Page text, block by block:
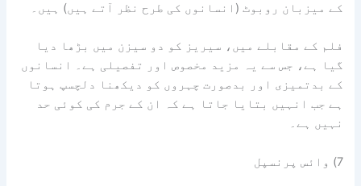
کے میزبان روبوٹ (انسانوں کی طرح نظر آتے ہیں) ہیں۔
فلم کے مقابلے میں، سیریز کو دو سیزن میں بڑھا دیا
گیا ہے، جس سے یہ مزید مخصوص اور تفصیلی ہے۔ انسانوں
کے بدتمیزی اور بدصورت چہروں کو دیکھنا دلچسپ ہوتا
ہے جب انہیں بتایا جاتا ہے کہ ان کے جرم کی کوئی حد
نہیں ہے۔
7) وائس پرنسپل